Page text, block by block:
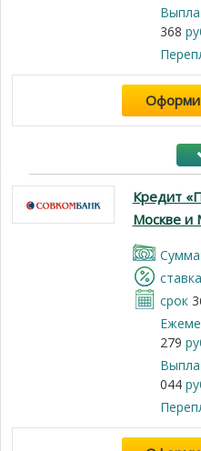
368
Кредит
Москве и
Cумма:
cтавка
срок
279
044